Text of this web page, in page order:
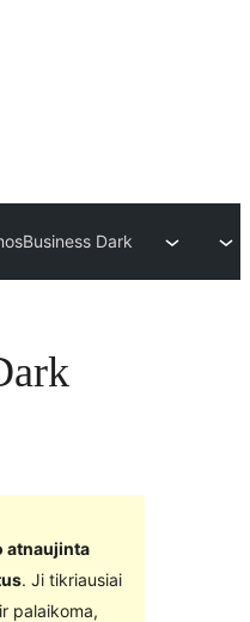
Business Dark
atnaujinta
. Ji tikriausiai
palaikoma,